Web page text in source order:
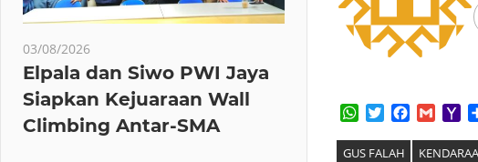
WhatsApp
TwitterFacebook
Gmail
GUS FALAH
03/08/2026
Elpala dan Siwo PWI Jaya
Siapkan Kejuaraan Wall
Climbing Antar-SMA